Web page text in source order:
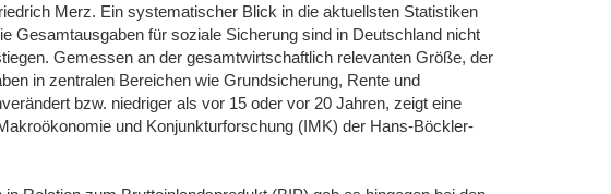
Merz. Ein systematischer Blick in die aktuellsten Statistiken
Gesamtausgaben für soziale Sicherung sind in Deutschland nicht
Gemessen an der gesamtwirtschaftlich relevanten Größe, der
in zentralen Bereichen wie Grundsicherung, Rente und
bzw. niedriger als vor 15 oder vor 20 Jahren, zeigt eine
und Konjunkturforschung (IMK) der Hans-Böckler-